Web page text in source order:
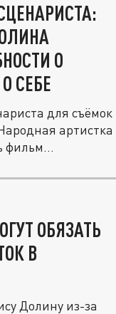
О
СЕБЕ
для съёмок
артистка
фильм...
ОБЯЗАТЬ
В
Долину из-за